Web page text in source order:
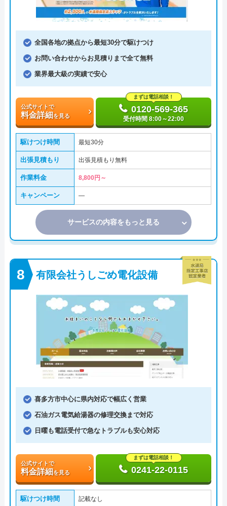
全国各地の拠点から最短30分で駆けつけ
お問い合わせからお見積りまで全て無料
業界最大級の実績で安心
公式サイトで
料金詳細を見る
まずは電話相談！
0120-569-365
受付時間 8:00～22:00
駆けつけ時間 最短30分
出張見積もり 出張見積もり無料
作業料金 8,800円～
キャンペーン ―
サービスの内容をもっと見る
有限会社うしごめ電化設備
喜多方市中心に県内対応で幅広く営業
石油ガス電気給湯器の修理交換まで対応
日曜も電話受付で急なトラブルも安心対応
公式サイトで
料金詳細を見る
まずは電話相談！
0241-22-0115
駆けつけ時間 記載なし